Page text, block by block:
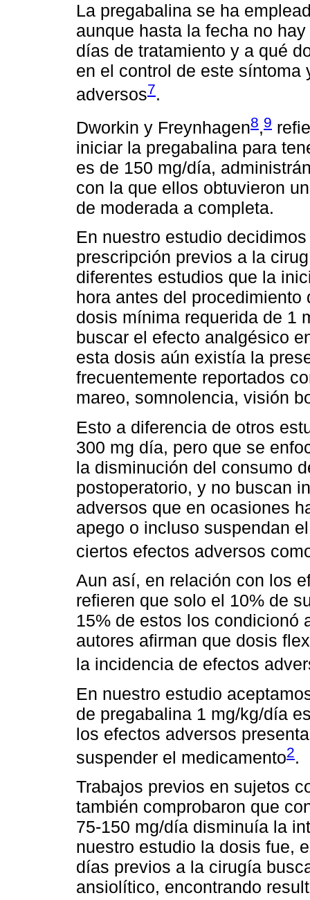
La pregabalina se ha
aunque hasta la fecha no
días de tratamiento y a qué
en el control de este síntoma
adversos7.
Dworkin y Freynhagen8,9
iniciar la pregabalina para
es de 150 mg/día,
con la que ellos obtuvieron
de moderada a completa.
En nuestro estudio
prescripción previos a la
diferentes estudios que la
hora antes del
dosis mínima requerida de 1
buscar el efecto analgésico
esta dosis aún existía la
frecuentemente reportados
mareo, somnolencia, visión
Esto a diferencia de otros
300 mg día, pero que se
la disminución del consumo
postoperatorio, y no buscan
adversos que en ocasiones
apego o incluso suspendan
ciertos efectos adversos
Aun así, en relación con los
refieren que solo el 10% de
15% de estos los condicionó
autores afirman que dosis
la incidencia de efectos
En nuestro estudio
de pregabalina 1 mg/kg/día
los efectos adversos
suspender el medicamento2.
Trabajos previos en sujetos
también comprobaron que
75-150 mg/día disminuía la
nuestro estudio la dosis fue,
días previos a la cirugía
ansiolítico, encontrando